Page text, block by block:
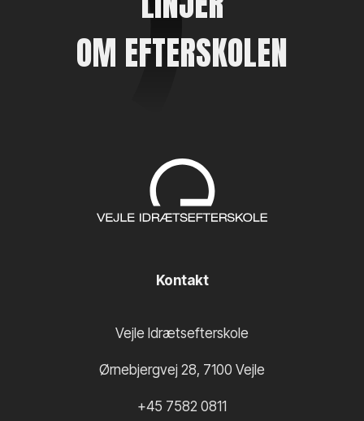
Kontakt
Vejle Idrætsefterskole
Ørnebjergvej 28, 7100 Vejle
+45 7582 0811
OM EFTERSKOLEN